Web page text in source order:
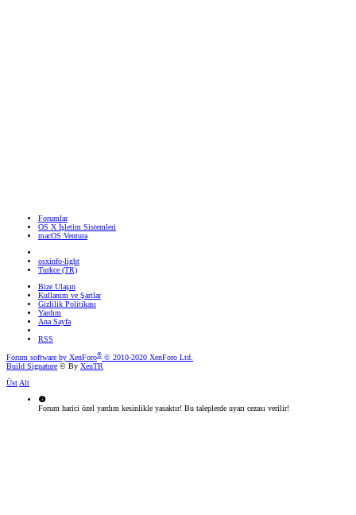
Forumlar
OS X İşletim Sistemleri
macOS Ventura
osxinfo-light
Turkce (TR)
Bize Ulaşın
Kullanım ve Şartlar
Gizlilik Politikası
Yardım
Ana Sayfa
RSS
Forum software by XenForo® © 2010-2020 XenForo Ltd.
Build Signature © By XenTR
ÜstAlt
Forum harici özel yardım kesinlikle yasaktır! Bu taleplerde uyarı cezası verilir!